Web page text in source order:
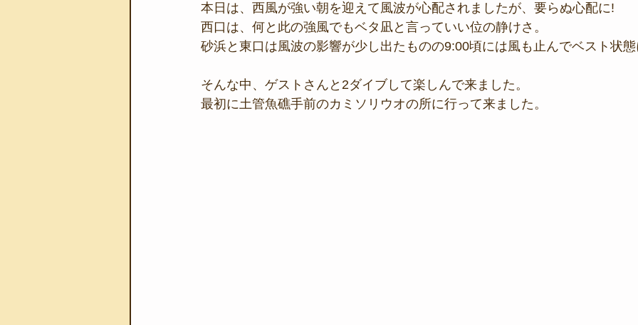
自然体験学習 バーベキュー スタッフが思うこと 安全対策 イベント レスキュ
地域のこと 磯あそび教室 環境保全活動 施設 水中技術実証フィールド
本日は、西風が強い朝を迎えて風波が心配されましたが、要らぬ心配に!
西口は、何と此の強風でもベタ凪と言っていい位の静けさ。
砂浜と東口は風波の影響が少し出たものの9:00頃には風も止んでベスト状
そんな中、ゲストさんと2ダイブして楽しんで来ました。
最初に土管魚礁手前のカミソリウオの所に行って来ました。